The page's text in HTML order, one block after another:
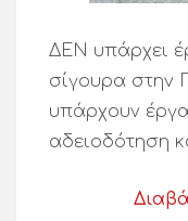
ΔΕΝ υπάρχει
σίγουρα στην
υπάρχουν έργα
αδειοδότηση